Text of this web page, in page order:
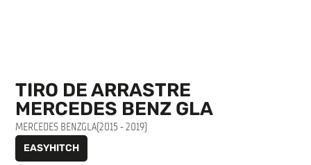
TIRO DE ARRASTRE
MERCEDES BENZ GLA
MERCEDES BENZGLA(2015 - 2019)
EASYHITCH